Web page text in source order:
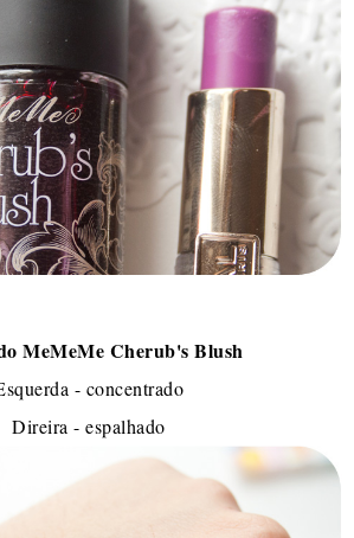
MeMeMe Cherub's Blush
- concentrado
Direira - espalhado